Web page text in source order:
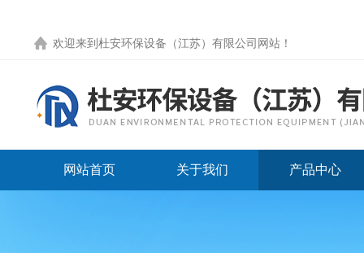
欢迎来到 杜安环保设备（江苏）有限公司网站 ！
网站首页 关于我们 产品中心